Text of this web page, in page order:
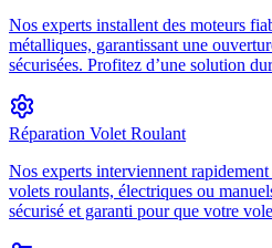
Nos experts installent des moteurs
métalliques, garantissant une
sécurisées. Profitez d’une solution
Réparation Volet Roulant
Nos experts interviennent
volets roulants, électriques ou
sécurisé et garanti pour que votre